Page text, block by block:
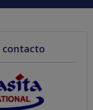
contacto